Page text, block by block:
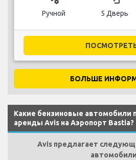
Ручной 5 Дверь
БОЛЬШЕ
Какие бензиновые автомобили
аренды Avis на Аэропорт Bastia?
Avis предлагает